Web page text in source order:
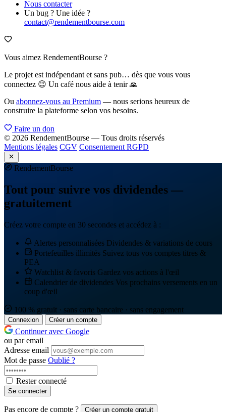
Nous contacter
Un bug ? Une idée ?
contact@rendementbourse.com
Vous aimez RendementBourse ?
Le projet est indépendant et sans pub… dès que vous vous
connectez 😉 Un café nous aide à tenir 🙏
Ou abonnez-vous au Premium — nous serions heureux de
construire la plateforme selon vos besoins.
Faire un don
© 2026 RendementBourse — Tous droits réservés
Mentions légales CGV Consentement RGPD
RendementBourse
Tout pour suivre vos dividendes —
gratuitement
Créez votre compte en 30 secondes et accédez à :
Alertes personnalisées Dividendes & variations de cours
Portefeuilles illimités Suivez tous vos comptes titres &
PEA
Watchlist & favoris Gardez vos actions à l'œil
Calendrier de dividendes Vos prochains versements en un
coup d'œil
100 % gratuit · sans carte bancaire · sans engagement
Connexion Créer un compte
Continuer avec Google
ou par email
Adresse email
Mot de passe Oublié ?
Rester connecté
Se connecter
Pas encore de compte ? Créer un compte gratuit